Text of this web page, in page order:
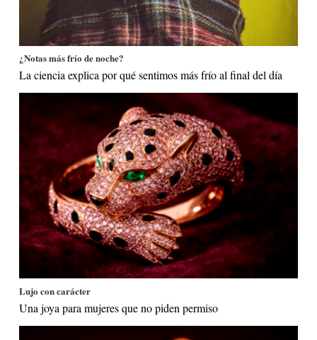
¿Notas más frío de noche?
La ciencia explica por qué sentimos más frío al final del día
Lujo con carácter
Una joya para mujeres que no piden permiso